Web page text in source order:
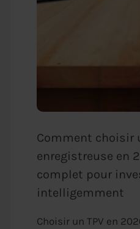
Comment choisir
enregistreuse en
complet pour
intelligemment
Choisir un TPV en